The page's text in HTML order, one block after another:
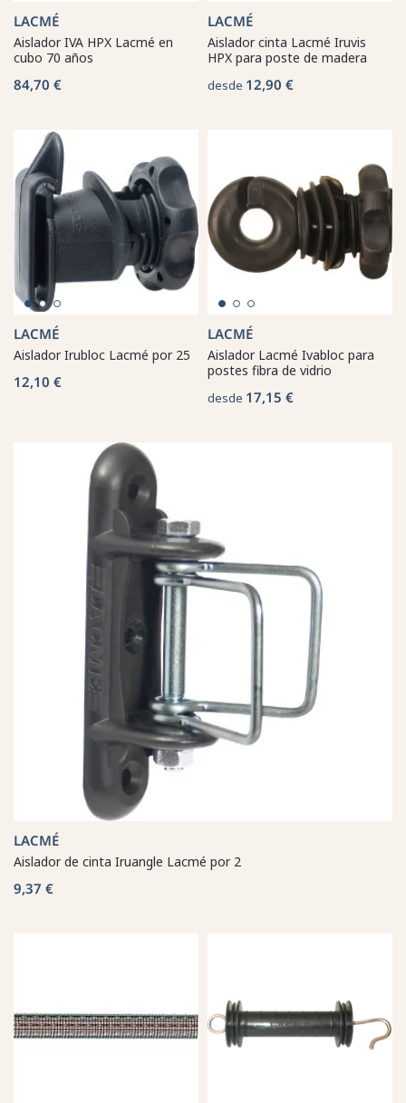
LACMÉ
Aislador IVA HPX Lacmé en
cubo 70 años
84,70 €
LACMÉ
Aislador cinta Lacmé Iruvis
HPX para poste de madera
desde 12,90 €
LACMÉ
Aislador Irubloc Lacmé por 25
12,10 €
LACMÉ
Aislador Lacmé Ivabloc para
postes fibra de vidrio
desde 17,15 €
LACMÉ
Aislador de cinta Iruangle Lacmé por 2
9,37 €